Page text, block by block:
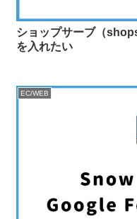
ショップサーブ（
を入れたい
EC/WEB